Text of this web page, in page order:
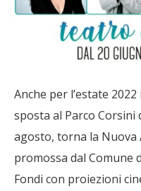
Anche per l’estate
sposta al Parco Corsini
agosto, torna la Nuova
promossa dal Comune
Fondi con proiezioni